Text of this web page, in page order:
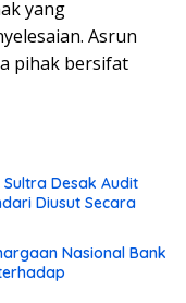
yang
Asrun
pihak bersifat
Desak Audit
Diusut Secara
Nasional Bank